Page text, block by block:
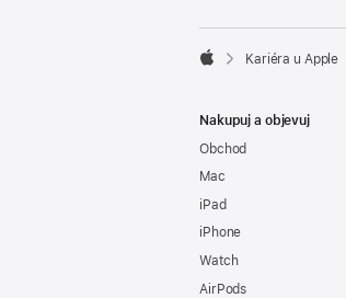

Kariéra u Apple
Nakupuj a objevuj
Obchod
Mac
iPad
iPhone
Watch
AirPods